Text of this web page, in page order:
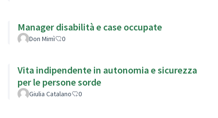
Manager disabilità e case occupate
Don Mimì 0
Vita indipendente in autonomia e sicurezza
per le persone sorde
Giulia Catalano 0